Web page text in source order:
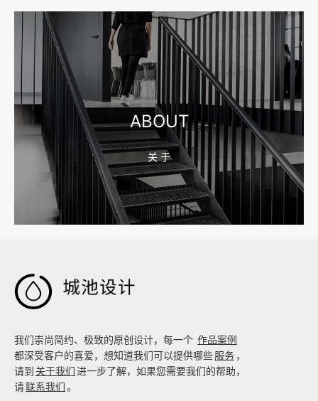
2026-08-04 17:55:09
宁波制造业网站建设公司怎么选？先看产品询盘字段
2026-08-02 17:58:44
工厂短视频拍摄后，怎样放进官网帮助客户判断实力
ABOUT
关 于

我们崇尚简约、极致的原创设计，每一个 作品案例
都深受客户的喜爱，想知道我们可以提供哪些服务 ，
请到 关于我们进一步了解，如果您需要我们的帮助，
请联系我们。